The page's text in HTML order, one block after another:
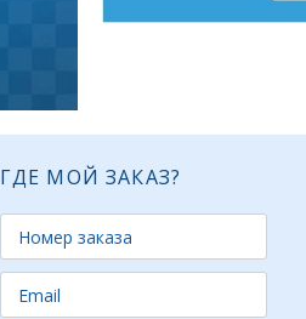
ГДЕ МОЙ ЗАКАЗ?